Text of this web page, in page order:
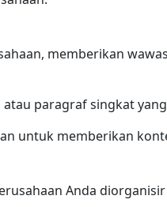
memberikan
paragraf singkat
untuk memberikan
Anda